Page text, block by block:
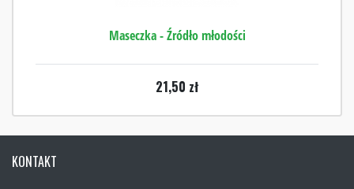
Maseczka - Źródło młodości
21,50 zł
KONTAKT